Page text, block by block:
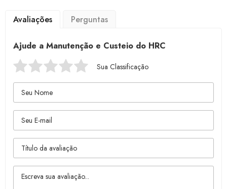
Avaliações Perguntas
Ajude a Manutenção e Custeio do HRC
Sua Classificação